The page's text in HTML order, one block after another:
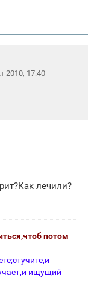
2010, 17:40
лечили?
потом
ищущий